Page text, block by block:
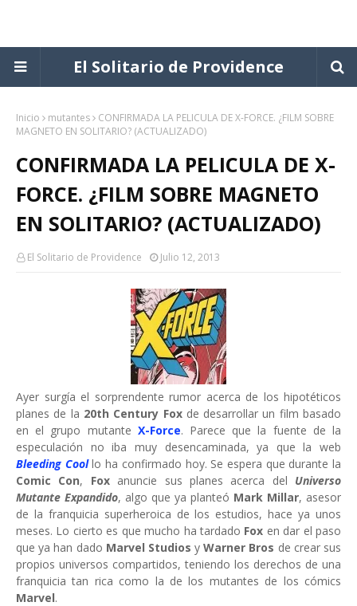
El Solitario de Providence
Inicio mutantes
CONFIRMADA LA PELICULA DE X-FORCE. ¿FILM SOBRE
MAGNETO EN SOLITARIO? (ACTUALIZADO)
CONFIRMADA LA PELICULA DE X-
FORCE. ¿FILM SOBRE MAGNETO
EN SOLITARIO? (ACTUALIZADO)
El Solitario de Providence Julio 12, 2013
Ayer surgía el sorprendente rumor acerca de los hipotéticos
planes de la 20th Century Foxde desarrollar un film basado
en el grupo mutante X-Force. Parece que la fuente de la
especulación no iba muy desencaminada, ya que la web
Bleeding Coollo ha confirmado hoy. Se espera que durante la
Comic Con, Fox anuncie sus planes acerca del Universo
Mutante Expandido, algo que ya planteó Mark Millar, asesor
de la franquicia superheroica de los estudios, hace ya unos
meses. Lo cierto es que mucho ha tardado Fox en dar el paso
que ya han dado Marvel Studios yWarner Bros de crear sus
propios universos compartidos, teniendo los derechos de una
franquicia tan rica como la de los mutantes de los cómics
Marvel.